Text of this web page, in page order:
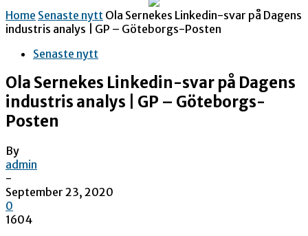
Home Senaste nytt Ola Sernekes Linkedin-svar på Dagens
industris analys | GP – Göteborgs-Posten
Senaste nytt
Ola Sernekes Linkedin-svar på Dagens
industris analys | GP – Göteborgs-
Posten
By
admin
-
September 23, 2020
0
1604